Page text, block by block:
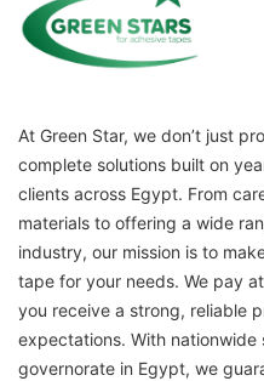
At Green Star, we don’t just
complete solutions built on
clients across Egypt. From
materials to offering a wide
industry, our mission is to
tape for your needs. We pay
you receive a strong, reliable
expectations. With
governorate in Egypt, we